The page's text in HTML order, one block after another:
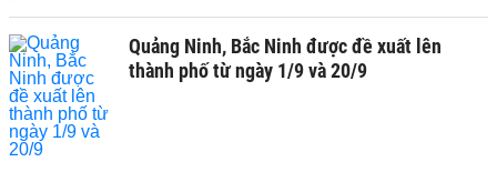
Quảng Ninh, Bắc Ninh được đề xuất lên
thành phố từ ngày 1/9 và 20/9